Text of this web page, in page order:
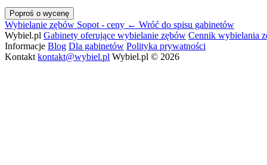
Poproś o wycenę
Wybielanie zębów Sopot - ceny ← Wróć do spisu gabinetów
Wybiel.pl Gabinety oferujące wybielanie zębów Cennik wybielania
Informacje Blog Dla gabinetów Polityka prywatności
Kontakt kontakt@wybiel.pl Wybiel.pl © 2026